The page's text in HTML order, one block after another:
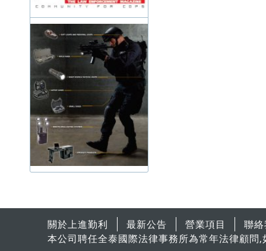
關於上進勤利 最新公告 營業項目
聯
本公司聘任全泰國際法律事務所為常年法律顧